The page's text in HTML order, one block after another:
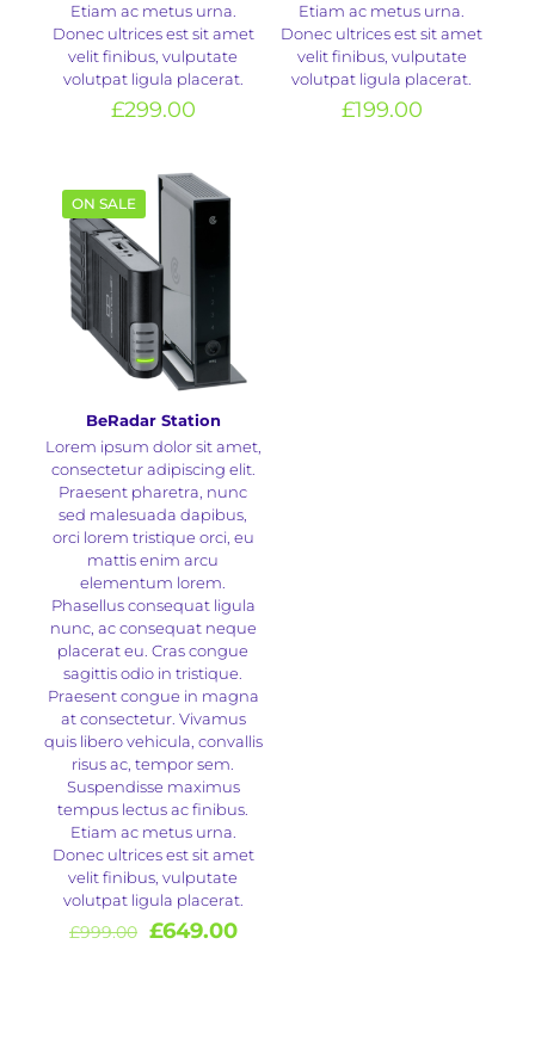
Etiam ac metus urna.
Donec ultrices est sit amet
velit finibus, vulputate
volutpat ligula placerat.
£299.00
Etiam ac metus urna.
Donec ultrices est sit amet
velit finibus, vulputate
volutpat ligula placerat.
£199.00
ON SALE
BeRadar Station
Lorem ipsum dolor sit amet,
consectetur adipiscing elit.
Praesent pharetra, nunc
sed malesuada dapibus,
orci lorem tristique orci, eu
mattis enim arcu
elementum lorem.
Phasellus consequat ligula
nunc, ac consequat neque
placerat eu. Cras congue
sagittis odio in tristique.
Praesent congue in magna
at consectetur. Vivamus
quis libero vehicula, convallis
risus ac, tempor sem.
Suspendisse maximus
tempus lectus ac finibus.
Etiam ac metus urna.
Donec ultrices est sit amet
velit finibus, vulputate
volutpat ligula placerat.
£999.00 Original
£649.00Current